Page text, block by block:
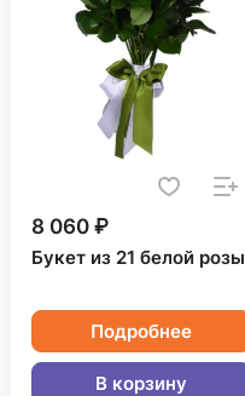
8 060 ₽
Букет из 21 белой розы
Подробнее
В корзину